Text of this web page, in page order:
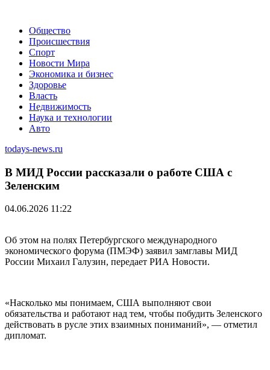
Общество
Происшествия
Спорт
Новости Мира
Экономика и бизнес
Здоровье
Власть
Недвижимость
Наука и технологии
Авто
todays-news.ru
В МИД России рассказали о работе США с
Зеленским
04.06.2026 11:22
Об этом на полях Петербургского международного
экономического форума (ПМЭФ) заявил замглавы МИД
России Михаил Галузин, передает РИА Новости.
«Насколько мы понимаем, США выполняют свои
обязательства и работают над тем, чтобы побудить Зеленского
действовать в русле этих взаимных пониманий», — отметил
дипломат.